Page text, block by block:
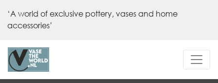
‘A world of exclusive pottery, vases and home
accessories’